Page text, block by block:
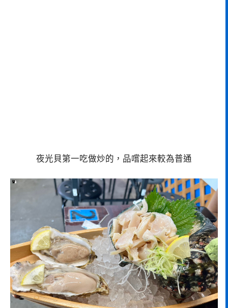
夜光貝第一吃做炒的，品嚐起來較為普通